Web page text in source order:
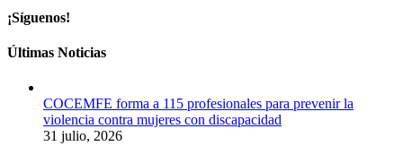
¡Síguenos!
Últimas Noticias
COCEMFE forma a 115 profesionales para prevenir la
violencia contra mujeres con discapacidad
31 julio, 2026